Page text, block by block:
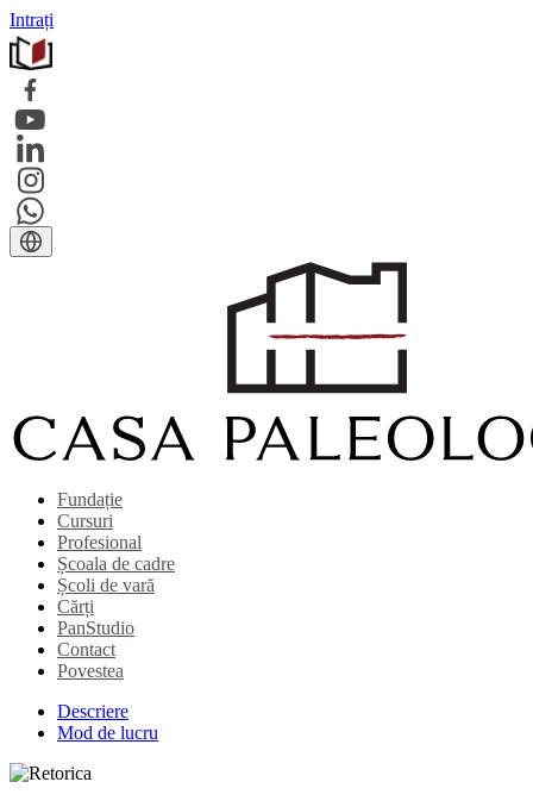
Intrați
Fundație
Cursuri
Profesional
Școala de cadre
Școli de vară
Cărți
PanStudio
Contact
Povestea
Descriere
Mod de lucru